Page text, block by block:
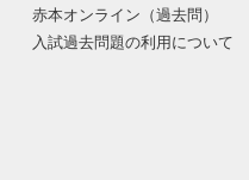
赤本オンライン（過去問）
入試過去問題の利用について